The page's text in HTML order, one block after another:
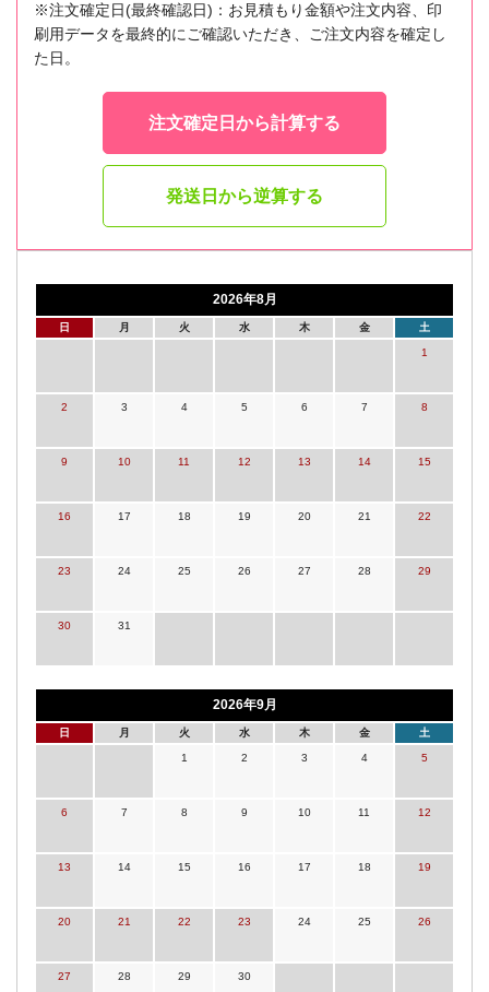
※注文確定日(最終確認日)：お見積もり金額や注文内容、印
刷用データを最終的にご確認いただき、ご注文内容を確定し
た日。
注文確定日から計算する
発送日から逆算する
2026年8月
日 月 火 水 木 金 土
1
2 3 4 5 6 7 8
9 10 11 12 13 14 15
16 17 18 19 20 21 22
23 24 25 26 27 28 29
30 31
2026年9月
日 月 火 水 木 金 土
1 2 3 4 5
6 7 8 9 10 11 12
13 14 15 16 17 18 19
20 21 22 23 24 25 26
27 28 29 30